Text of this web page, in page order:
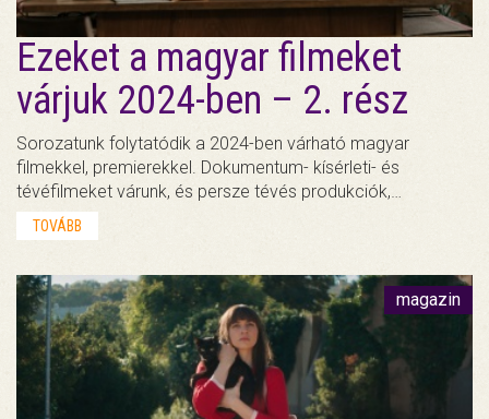
Ezeket a magyar filmeket
várjuk 2024-ben – 2. rész
Sorozatunk folytatódik a 2024-ben várható magyar
filmekkel, premierekkel. Dokumentum- kísérleti- és
tévéfilmeket várunk, és persze tévés produkciók,…
TOVÁBB
magazin